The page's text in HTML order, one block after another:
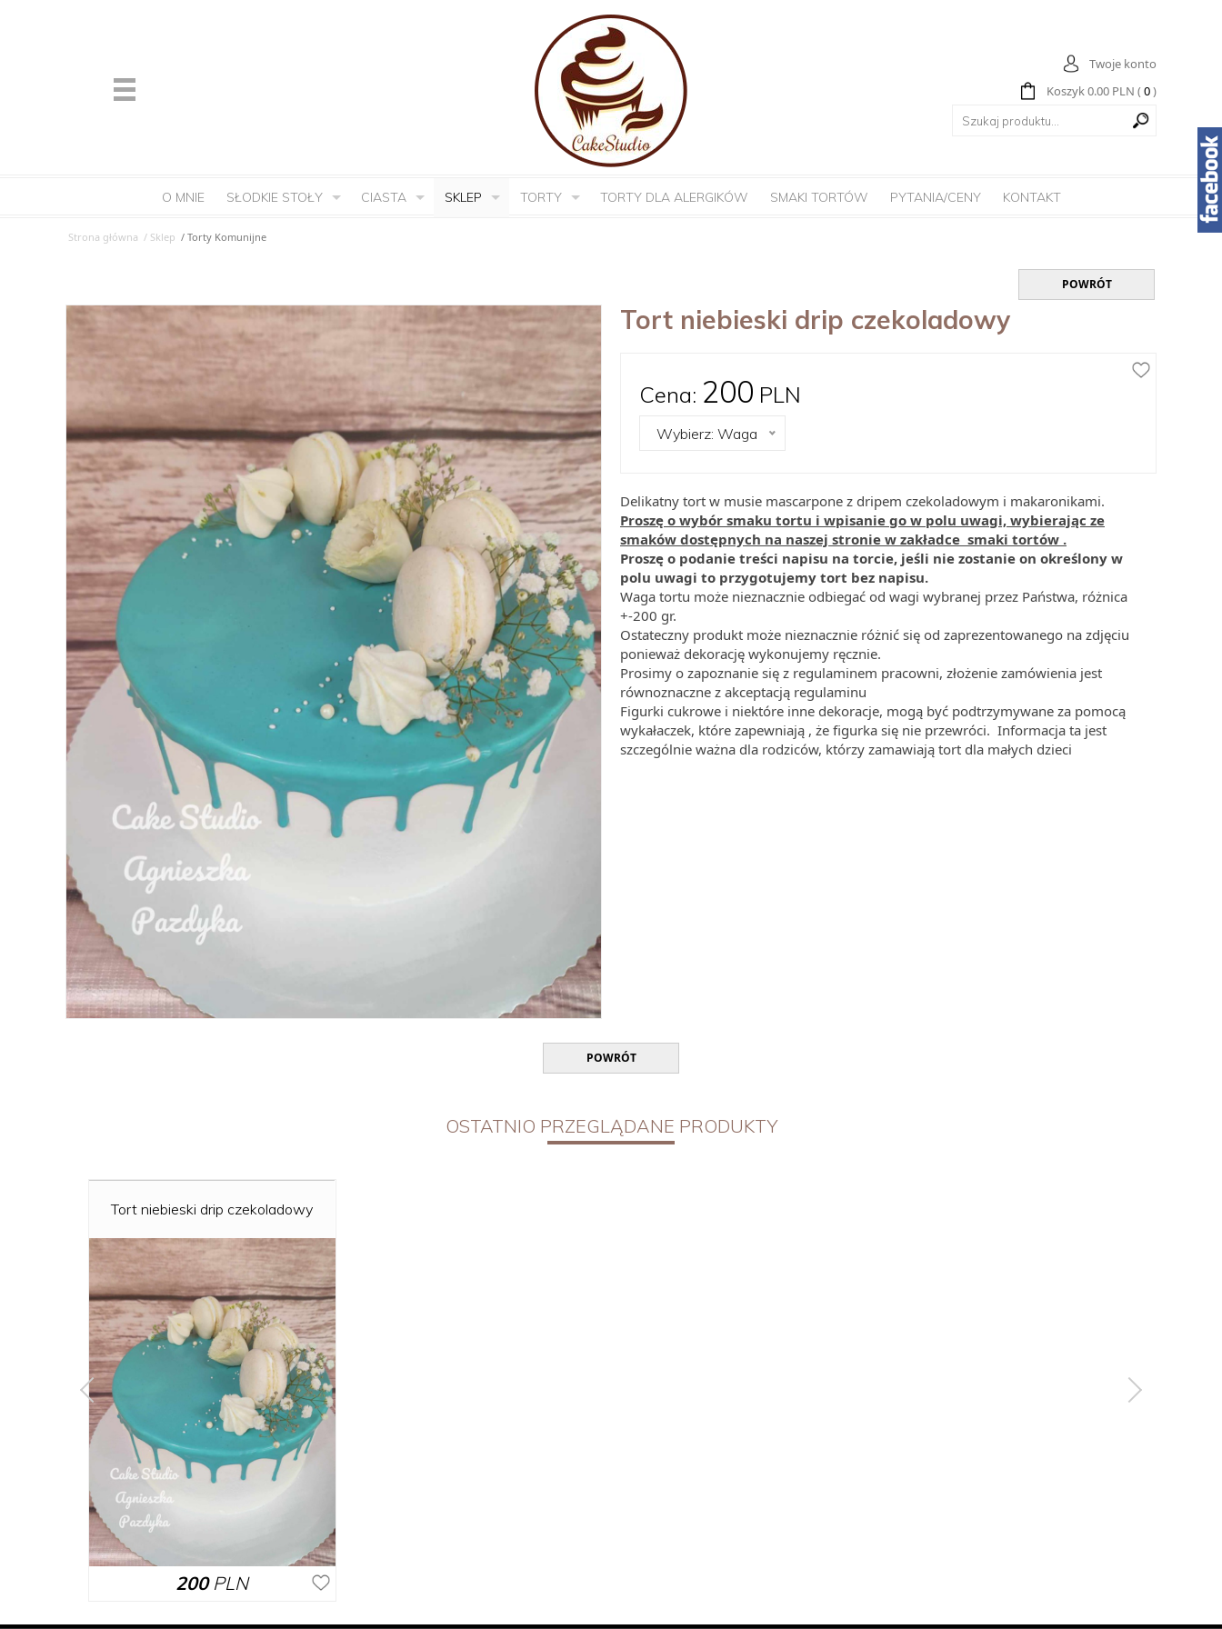
Twoje konto
Koszyk0.00 PLN (0)
O MNIE SŁODKIE STOŁY CIASTA SKLEP TORTY TORTY DLA ALERGIKÓW SMAKI TORTÓW PYTANIA/CENY KONTAKT
Strona główna / Sklep / Torty Komunijne
POWRÓT
Tort niebieski drip czekoladowy
Cena: 200 PLN
Wybierz: Waga
Delikatny tort w musie mascarpone z dripem czekoladowym i makaronikami.
Proszę o wybór smaku tortu i wpisanie go w polu uwagi, wybierając ze
smaków dostępnych na naszej stronie w zakładce smaki tortów .
Proszę o podanie treści napisu na torcie, jeśli nie zostanie on określony w
polu uwagi to przygotujemy tort bez napisu.
Waga tortu może nieznacznie odbiegać od wagi wybranej przez Państwa, różnica
+-200 gr.
Ostateczny produkt może nieznacznie różnić się od zaprezentowanego na zdjęciu
ponieważ dekorację wykonujemy ręcznie.
Prosimy o zapoznanie się z regulaminem pracowni, złożenie zamówienia jest
równoznaczne z akceptacją regulaminu
Figurki cukrowe i niektóre inne dekoracje, mogą być podtrzymywane za pomocą
wykałaczek, które zapewniają , że figurka się nie przewróci. Informacja ta jest
szczególnie ważna dla rodziców, którzy zamawiają tort dla małych dzieci
POWRÓT
OSTATNIO PRZEGLĄDANE PRODUKTY
Tort niebieski drip czekoladowy
200PLN